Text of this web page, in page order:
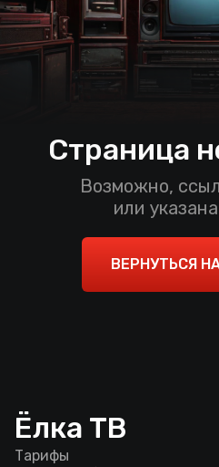
Страница
Возможно,
или
ВЕРНУТЬСЯ
Ёлка ТВ
Тарифы